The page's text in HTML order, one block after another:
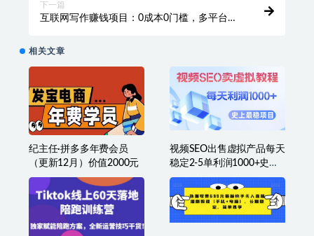
下一篇
互联网写作赚钱项目：0成本0门槛，多平台同
相关文章
纪主任·拼多多年费会员
（更新12月）价值2000元
视频SEO出售虚拟产品每天
稳定2-5单利润1000+史上
最稳定私域变现项目